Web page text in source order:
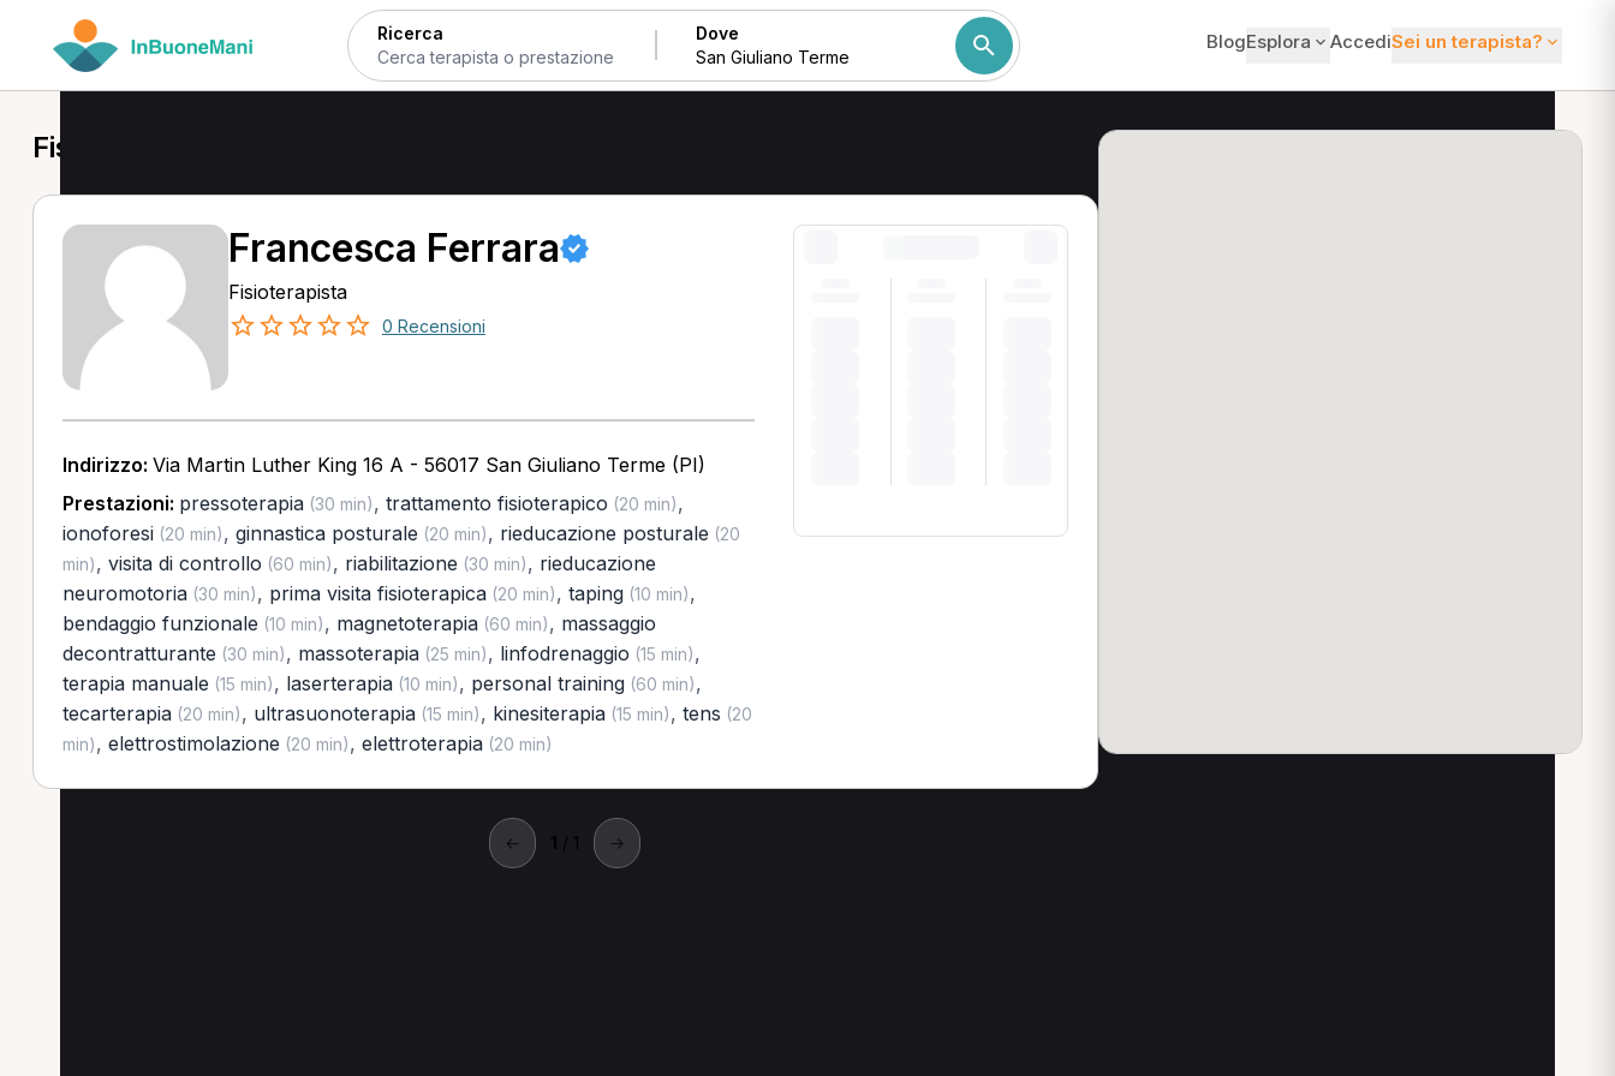
Ricerca Dove BlogEsplora AccediSei un terapista?
Fisioterapista a San Giuliano Terme
Francesca Ferrara
Fisioterapista
0 Recensioni
Indirizzo: Via Martin Luther King 16 A - 56017 San Giuliano Terme (PI)
Prestazioni: pressoterapia(30 min), trattamento fisioterapico (20 min),
ionoforesi(20 min), ginnastica posturale (20 min), rieducazione posturale (20
min), visita di controllo (60 min), riabilitazione (30 min), rieducazione
neuromotoria(30 min), prima visita fisioterapica(20 min), taping(10 min),
bendaggio funzionale (10 min), magnetoterapia(60 min), massaggio
decontratturante (30 min), massoterapia(25 min), linfodrenaggio (15 min),
terapia manuale (15 min), laserterapia(10 min), personal training(60 min),
tecarterapia(20 min), ultrasuonoterapia(15 min), kinesiterapia(15 min), tens (20
min), elettrostimolazione (20 min), elettroterapia(20 min)
← 1 / 1 →